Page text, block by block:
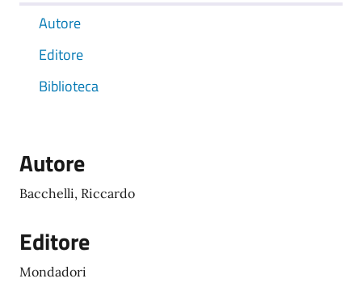
Autore
Editore
Biblioteca
Autore
Bacchelli, Riccardo
Editore
Mondadori